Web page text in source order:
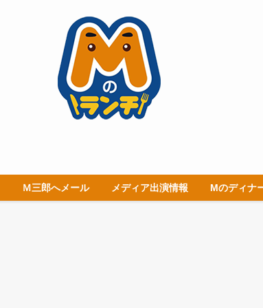
Ｍ三郎へメール メディア出演情報 Mのディナ